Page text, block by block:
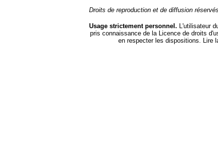
Droits de reproduction et de diffusion
Usage strictement personnel. L'utilisateur
pris connaissance de la Licence de droits
en respecter les dispositions. Lire